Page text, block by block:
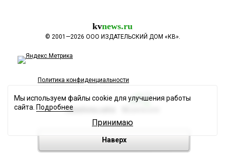
kvnews.ru
© 2001—2026 ООО ИЗДАТЕЛЬСКИЙ ДОМ «КВ».
Политика конфиденциальности
Разработка сайта
Наверх
Мы используем файлы cookie для улучшения работы
сайта. Подробнее
Принимаю